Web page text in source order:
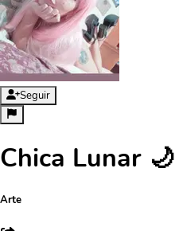
Seguir
Chica Lunar 🌙
Arte